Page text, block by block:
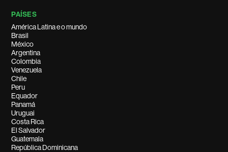
PAÍSES
América Latina e o mundo
Brasil
México
Argentina
Colombia
Venezuela
Chile
Peru
Equador
Panamá
Uruguai
Costa Rica
El Salvador
Guatemala
República Dominicana